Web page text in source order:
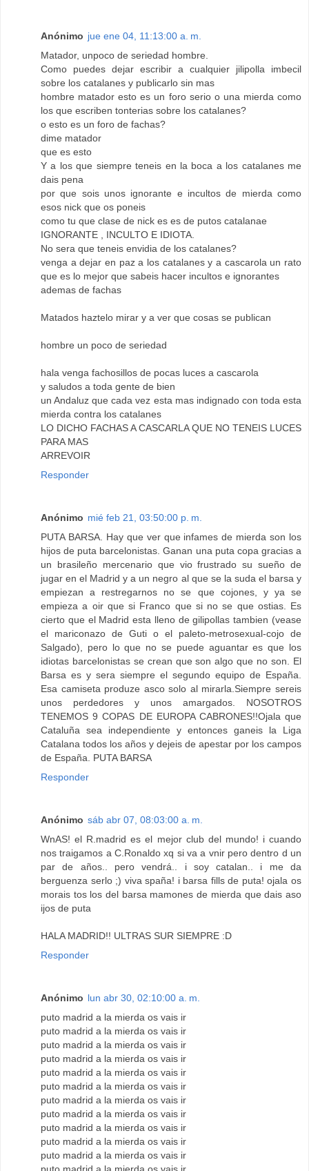
Anónimo jue ene 04, 11:13:00 a. m.
Matador, unpoco de seriedad hombre.
Como puedes dejar escribir a cualquier jilipolla imbecil
sobre los catalanes y publicarlo sin mas
hombre matador esto es un foro serio o una mierda como
los que escriben tonterias sobre los catalanes?
o esto es un foro de fachas?
dime matador
que es esto
Y a los que siempre teneis en la boca a los catalanes me
dais pena
por que sois unos ignorante e incultos de mierda como
esos nick que os poneis
como tu que clase de nick es es de putos catalanae
IGNORANTE , INCULTO E IDIOTA.
No sera que teneis envidia de los catalanes?
venga a dejar en paz a los catalanes y a cascarola un rato
que es lo mejor que sabeis hacer incultos e ignorantes
ademas de fachas
Matados haztelo mirar y a ver que cosas se publican
hombre un poco de seriedad
hala venga fachosillos de pocas luces a cascarola
y saludos a toda gente de bien
un Andaluz que cada vez esta mas indignado con toda esta
mierda contra los catalanes
LO DICHO FACHAS A CASCARLA QUE NO TENEIS LUCES
PARA MAS
ARREVOIR
Responder
Anónimo mié feb 21, 03:50:00 p. m.
PUTA BARSA. Hay que ver que infames de mierda son los
hijos de puta barcelonistas. Ganan una puta copa gracias a
un brasileño mercenario que vio frustrado su sueño de
jugar en el Madrid y a un negro al que se la suda el barsa y
empiezan a restregarnos no se que cojones, y ya se
empieza a oir que si Franco que si no se que ostias. Es
cierto que el Madrid esta lleno de gilipollas tambien (vease
el mariconazo de Guti o el paleto-metrosexual-cojo de
Salgado), pero lo que no se puede aguantar es que los
idiotas barcelonistas se crean que son algo que no son. El
Barsa es y sera siempre el segundo equipo de España.
Esa camiseta produze asco solo al mirarla.Siempre sereis
unos perdedores y unos amargados. NOSOTROS
TENEMOS 9 COPAS DE EUROPA CABRONES!!Ojala que
Cataluña sea independiente y entonces ganeis la Liga
Catalana todos los años y dejeis de apestar por los campos
de España. PUTA BARSA
Responder
Anónimo sáb abr 07, 08:03:00 a. m.
WnAS! el R.madrid es el mejor club del mundo! i cuando
nos traigamos a C.Ronaldo xq si va a vnir pero dentro d un
par de años.. pero vendrá.. i soy catalan.. i me da
berguenza serlo ;) viva spaña! i barsa fills de puta! ojala os
morais tos los del barsa mamones de mierda que dais aso
ijos de puta
HALA MADRID!! ULTRAS SUR SIEMPRE :D
Responder
Anónimo lun abr 30, 02:10:00 a. m.
puto madrid a la mierda os vais ir
puto madrid a la mierda os vais ir
puto madrid a la mierda os vais ir
puto madrid a la mierda os vais ir
puto madrid a la mierda os vais ir
puto madrid a la mierda os vais ir
puto madrid a la mierda os vais ir
puto madrid a la mierda os vais ir
puto madrid a la mierda os vais ir
puto madrid a la mierda os vais ir
puto madrid a la mierda os vais ir